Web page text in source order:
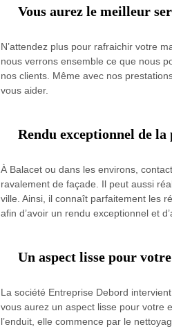
Vous aurez le meilleur
N’attendez plus pour rafraichir votre
nous verrons ensemble ce que nous
nos clients. Même avec nos
vous aider.
Rendu exceptionnel de
À Balacet ou dans les environs,
ravalement de façade. Il peut aussi
ville. Ainsi, il connaît parfaitement les
afin d’avoir un rendu exceptionnel et
Un aspect lisse pour
La société Entreprise Debord
vous aurez un aspect lisse pour votre
l’enduit, elle commence par le